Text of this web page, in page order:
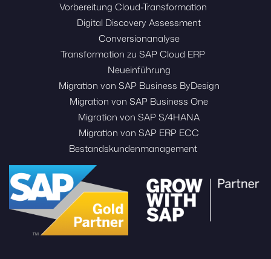
Vorbereitung Cloud-Transformation
Digital Discovery Assessment
Conversionanalyse
Transformation zu SAP Cloud ERP
Neueinführung
Migration von SAP Business ByDesign
Migration von SAP Business One
Migration von SAP S/4HANA
Migration von SAP ERP ECC
Bestandskundenmanagement